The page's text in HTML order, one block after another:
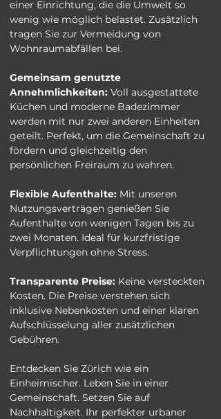
einer Einrichtung, die die Umwelt so
wenig wie möglich belastet. Zusätzlich
tragen Sie zur Vermeidung von
Wohnraumabfällen bei.
Gemeinsam genutzte
Annehmlichkeiten: Voll ausgestattete
Küchen und moderne Badezimmer
werden mit nur zwei anderen Einheiten
geteilt. Perfekt, um die Gemeinschaft zu
fördern und gleichzeitig den
persönlichen Freiraum zu wahren.
Flexible Aufenthalte: Mit unseren
Nutzungsverträgen genießen Sie
Aufenthalte von wenigen Tagen bis zu
zwei Monaten. Ideal für kurzfristige
Verpflichtungen ohne Stress.
Transparente Preise: Keine versteckten
Kosten. Die Preise verstehen sich
inklusive Nebenkosten und einer klaren
Aufschlüsselung aller zusätzlichen
Gebühren.
Entdecken Sie Zürich wie ein
Einheimischer. Leben Sie in einer
Gemeinschaft. Setzen Sie auf
Nachhaltigkeit. Ihr perfekter urbaner